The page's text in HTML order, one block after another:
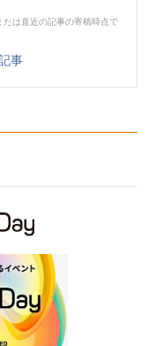
は直近の記事の寄稿時点で
事